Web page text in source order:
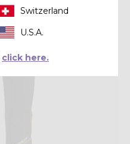
Switzerland
U.S.A.
click here.